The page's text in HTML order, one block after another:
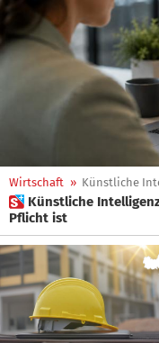
Wirtschaft » Künstliche
 Künstliche Intelligenz im Betrieb: Wann Kennzeichnen
Pflicht ist